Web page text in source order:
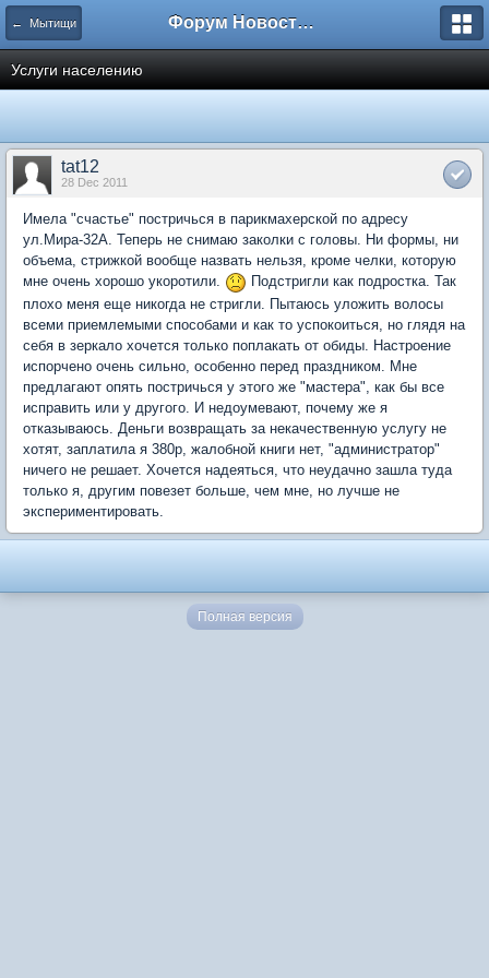
← Мытищи Форум Новостройки
Услуги населению
tat12
28 Dec 2011
Имела "счастье" постричься в парикмахерской по адресу
ул.Мира-32А. Теперь не снимаю заколки с головы. Ни формы, ни
объема, стрижкой вообще назвать нельзя, кроме челки, которую
мне очень хорошо укоротили.
Подстригли как подростка. Так
плохо меня еще никогда не стригли. Пытаюсь уложить волосы
всеми приемлемыми способами и как то успокоиться, но глядя на
себя в зеркало хочется только поплакать от обиды. Настроение
испорчено очень сильно, особенно перед праздником. Мне
предлагают опять постричься у этого же "мастера", как бы все
исправить или у другого. И недоумевают, почему же я
отказываюсь. Деньги возвращать за некачественную услугу не
хотят, заплатила я 380р, жалобной книги нет, "администратор"
ничего не решает. Хочется надеяться, что неудачно зашла туда
только я, другим повезет больше, чем мне, но лучше не
экспериментировать.
Полная версия